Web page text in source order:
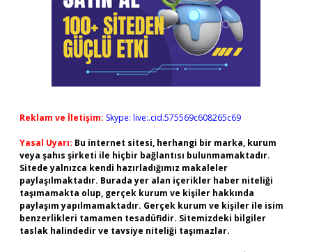
Reklam ve İletişim: Skype: live:.cid.575569c608265c69
Yasal Uyarı: Bu internet sitesi, herhangi bir marka, kurum
veya şahıs şirketi ile hiçbir bağlantısı bulunmamaktadır.
Sitede yalnızca kendi hazırladığımız makaleler
paylaşılmaktadır. Burada yer alan içerikler haber niteliği
taşımamakta olup, gerçek kurum ve kişiler hakkında
paylaşım yapılmamaktadır. Gerçek kurum ve kişiler ile isim
benzerlikleri tamamen tesadüfidir. Sitemizdeki bilgiler
taslak halindedir ve tavsiye niteliği taşımazlar.